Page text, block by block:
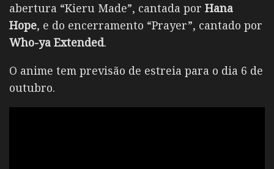
abertura “Kieru Made”, cantada por Hana
Hope, e do encerramento “Prayer”, cantado por
Who-ya Extended.
O anime tem previsão de estreia para o dia 6 de
outubro.